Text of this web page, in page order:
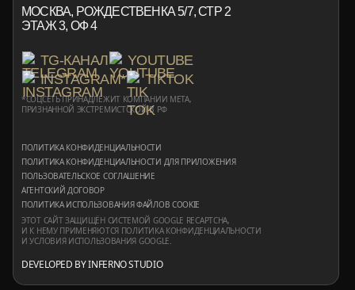
МОСКВА, РОЖДЕСТВЕНКА 5/7, СТР 2
ЭТАЖ 3, ОФ 4
TG-КАНАЛ
YOUTUBE
INSTAGRAM*
TIKTOK
*СОЦСЕТЬ ПРИНАДЛЕЖИТ КОМПАНИИ META,
ПРИЗНАННОЙ ЭКСТРЕМИСТСКОЙ В РФ
ПОЛИТИКА КОНФИДЕНЦИАЛЬНОСТИ
ПОЛИТИКА КОНФИДЕНЦИАЛЬНОСТИ ДЛЯ ПРИЛОЖЕНИЯ
ПОЛЬЗОВАТЕЛЬСКОЕ СОГЛАШЕНИЕ
АГЕНТСКИЙ ДОГОВОР
ПОЛИТИКА ИСПОЛЬЗОВАНИЯ ФАЙЛОВ COOKIE
ЭТОТ САЙТ ЗАЩИЩЁН СИСТЕМОЙ GOOGLE RECAPTCHA,
И К НЕМУ ПРИМЕНЯЮТСЯ ПОЛИТИКА КОНФИДЕНЦИАЛЬНОСТИ
И УСЛОВИЯ ИСПОЛЬЗОВАНИЯ GOOGLE.
DEVELOPED BY INFERNO STUDIO